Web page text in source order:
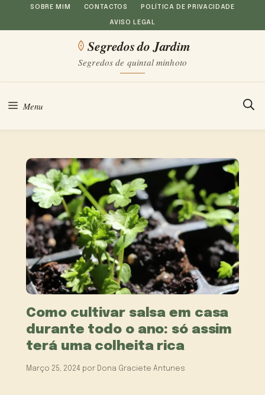
Saltar
para
SOBRE MIM CONTACTOS POLÍTICA DE PRIVACIDADE
AVISO LEGAL
Segredos do Jardim
Segredos de quintal minhoto
Menu
Como cultivar salsa em casa
durante todo o ano: só assim
terá uma colheita rica
Março 25, 2024 por Dona Graciete Antunes